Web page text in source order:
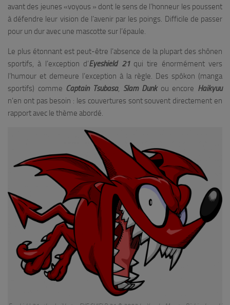
avant des jeunes «voyous » dont le sens de l’honneur les poussent
à défendre leur vision de l’avenir par les poings. Difficile de passer
pour un dur avec une mascotte sur l’épaule.
Le plus étonnant est peut-être l’absence de la plupart des shônen
sportifs, à l’exception d’Eyeshield 21qui tire énormément vers
l’humour et demeure l’exception à la règle. Des spôkon (manga
sportifs) comme Captain Tsubasa, Slam Dunkou encore Haikyuu
n’en ont pas besoin : les couvertures sont souvent directement en
rapport avec le thème abordé.